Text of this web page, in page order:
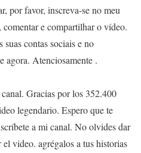
por favor, inscreva-se no meu
comentar e compartilhar o vídeo.
suas contas sociais e no
agora. Atenciosamente .
Gracias por los 352.400
legendario. Espero que te
a mi canal. No olvides dar
video. agrégalos a tus historias